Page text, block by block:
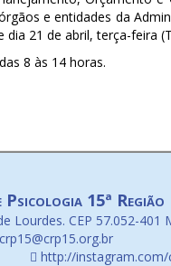
e entidades da
21 de abril, terça-feira
8 às 14 horas.
15ª Região
Lourdes. CEP 57.052-401
http://instagram.com/